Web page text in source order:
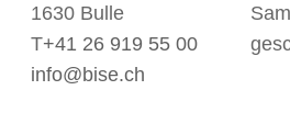
1630 Bulle
T+41 26 919 55 00
info@bise.ch